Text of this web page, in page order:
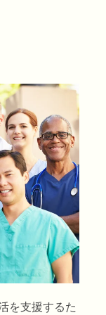
を支援するた